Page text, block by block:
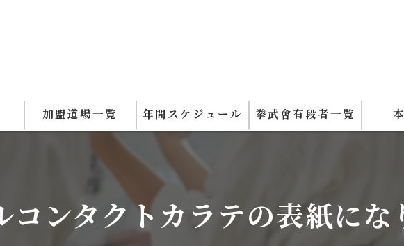
加盟道場一覧 年間スケジュール 拳武會有段者一覧
コンタクトカラテの表紙に